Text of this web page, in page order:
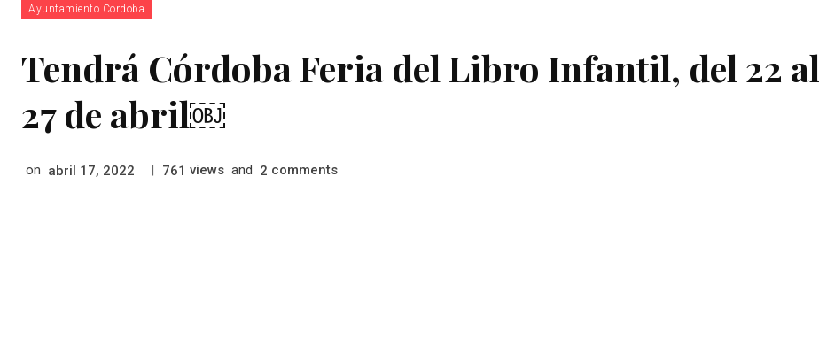
Ayuntamiento Cordoba
Tendrá Córdoba Feria del Libro Infantil, del 22 al
27 de abril￼
on abril 17, 2022 761 views and 2 comments